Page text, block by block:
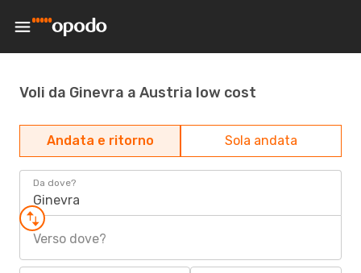
Voli da Ginevra a Austria low cost
Andata e ritorno Sola andata
Da dove?
Ginevra
Verso dove?